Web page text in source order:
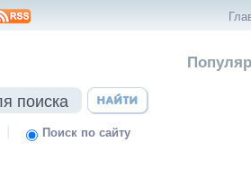
| Поиск по сайту